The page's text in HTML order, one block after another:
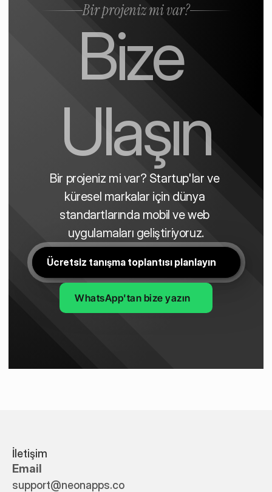
Bir projeniz mi var?
Bize
Ulaşın
Bir projeniz mi var? Startup'lar ve
küresel markalar için dünya
standartlarında mobil ve web
uygulamaları geliştiriyoruz.
Ücretsiz tanışma toplantısı planlayın
WhatsApp'tan bize yazın
İletişim
Email
support@neonapps.co